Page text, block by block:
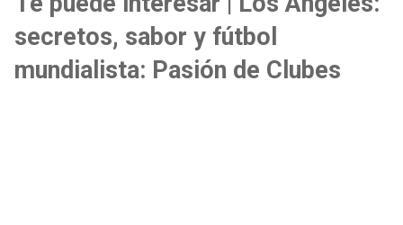
secretos, sabor y fútbol
mundialista: Pasión de Clubes